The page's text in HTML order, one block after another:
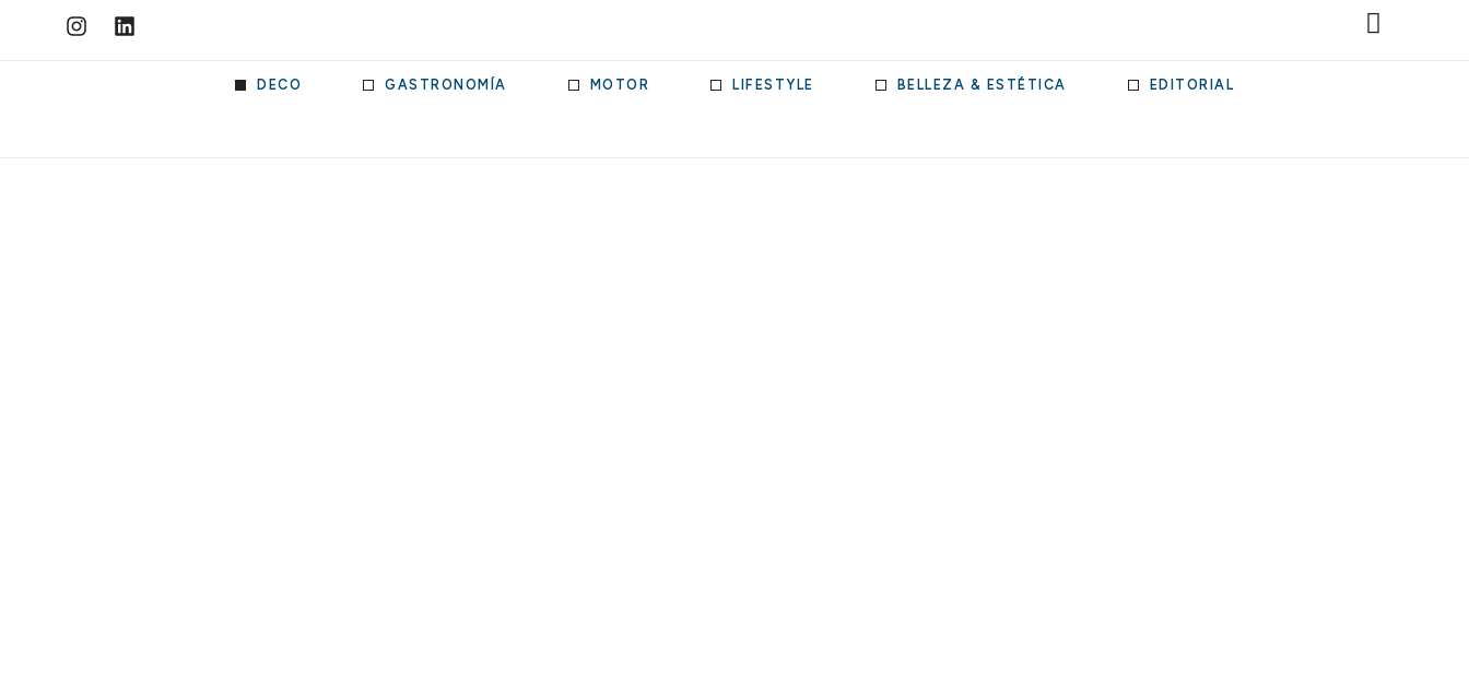
DECO GASTRONOMÍA MOTOR LIFESTYLE BELLEZA & ESTÉTICA EDITORIAL